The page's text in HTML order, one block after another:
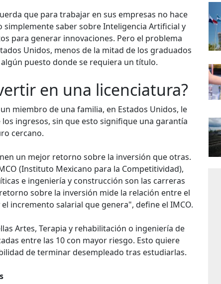
que para trabajar en sus empresas no hace
saber sobre Inteligencia Artificial y
para generar innovaciones. Pero el problema
Unidos, menos de la mitad de los graduados
puesto donde se requiera un título.
en una licenciatura?
miembro de una familia, en Estados Unidos, le
los ingresos, sin que esto signifique una garantía
cercano.
un mejor retorno sobre la inversión que otras.
(Instituto Mexicano para la Competitividad),
e ingeniería y construcción son las carreras
sobre la inversión mide la relación entre el
incremento salarial que genera", define el IMCO.
Artes, Terapia y rehabilitación o ingeniería de
entre las 10 con mayor riesgo. Esto quiere
de terminar desempleado tras estudiarlas.